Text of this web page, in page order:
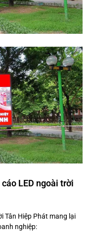
LED ngoài trời
Tân Hiệp Phát mang lại
nghiệp: